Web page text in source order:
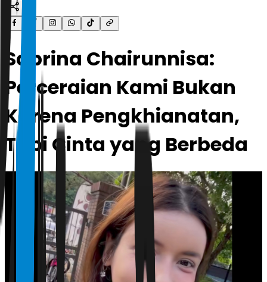
Sabrina Chairunnisa:
Perceraian Kami Bukan
Karena Pengkhianatan,
Tapi Cinta yang Berbeda